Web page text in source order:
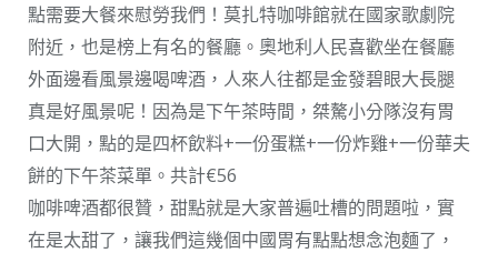
點需要大餐來慰勞我們！莫扎特咖啡館就在國家歌劇院
附近，也是榜上有名的餐廳。奧地利人民喜歡坐在餐廳
外面邊看風景邊喝啤酒，人來人往都是金發碧眼大長腿
真是好風景呢！因為是下午茶時間，桀驁小分隊沒有胃
口大開，點的是四杯飲料+一份蛋糕+一份炸雞+一份華夫
餅的下午茶菜單。共計€56
咖啡啤酒都很贊，甜點就是大家普遍吐槽的問題啦，實
在是太甜了，讓我們這幾個中國胃有點點想念泡麵了，